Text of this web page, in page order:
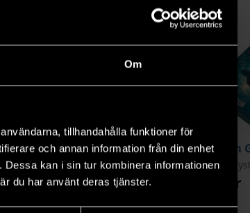
Om
tillhandahålla funktioner för
och annan information från din enhet
kan i sin tur kombinera informationen
du har använt deras tjänster.
Doors to Darkness
Basic Role Playing System: Call of Cthulhu
359 kr
Elysium
479 kr